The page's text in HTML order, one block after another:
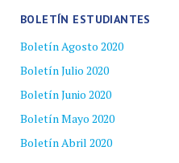
BOLETÍN ESTUDIANTES
Boletín Agosto 2020
Boletín Julio 2020
Boletín Junio 2020
Boletín Mayo 2020
Boletín Abril 2020